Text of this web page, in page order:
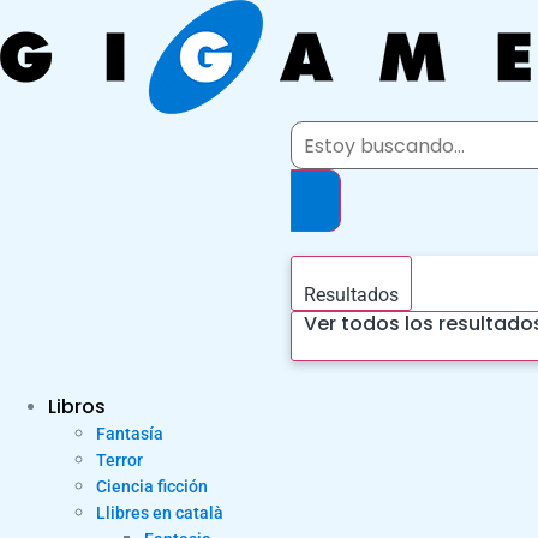
al
contenido
Search
Resultados
Ver todos los
Libros
Fantasía
Terror
Ciencia ficción
Llibres en català